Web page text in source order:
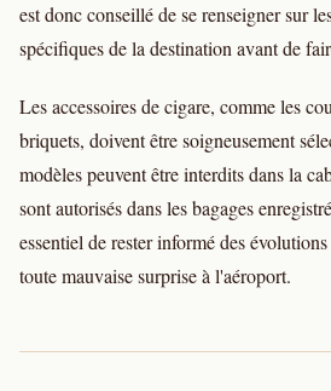
est donc conseillé de se renseigner sur
spécifiques de la destination avant de
Les accessoires de cigare, comme les
briquets, doivent être soigneusement
modèles peuvent être interdits dans la
sont autorisés dans les bagages
essentiel de rester informé des
toute mauvaise surprise à l'aéroport.